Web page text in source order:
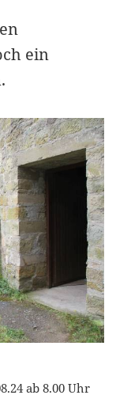
ein
ab 8.00 Uhr